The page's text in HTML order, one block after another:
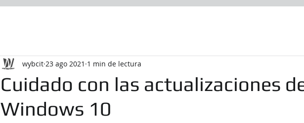
Cuidado con las actualizaciones
Windows 10
wybcit 23 ago 2021 1 min de lectura